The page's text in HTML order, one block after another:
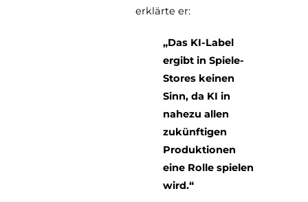
erklärte er:
„Das KI-Label
ergibt in Spiele-
Stores keinen
Sinn, da KI in
nahezu allen
zukünftigen
Produktionen
eine Rolle spielen
wird.“